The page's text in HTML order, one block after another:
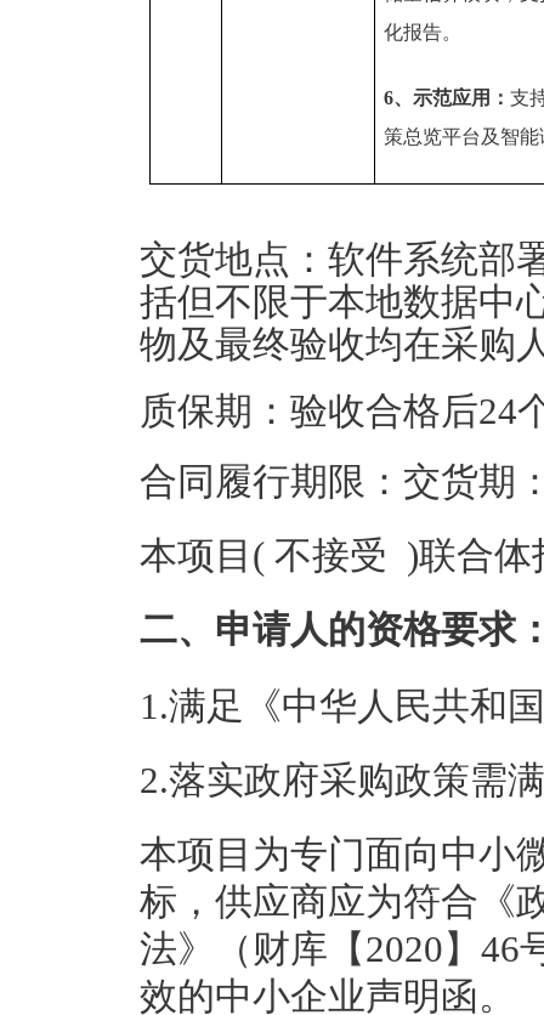
化报告。
6、示范应用：支
策总览平台及智
交货地点：软件系统部
括但不限于本地数据中
物及最终验收均在采购
质保期：验收合格后24
合同履行期限：交货期
本项目( 不接受 )联合体
二、申请人的资格要求
1.满足《中华人民共和
2.落实政府采购政策需
本项目为专门面向中小
标，供应商应为符合《
法》（财库【2020】46
效的中小企业声明函。